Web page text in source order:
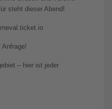
steht dieser Abend!
Anfrage!
– hier ist jeder